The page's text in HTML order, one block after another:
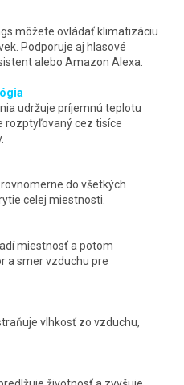
môžete ovládať klimatizáciu
Podporuje aj hlasové
alebo Amazon Alexa.
udržuje príjemnú teplotu
rozptyľovaný cez tisíce
do všetkých
celej miestnosti.
miestnosť a potom
a smer vzduchu pre
vlhkosť zo vzduchu,